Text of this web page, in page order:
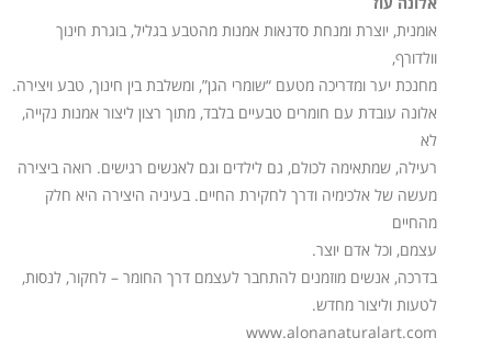
אומנית, יוצרת ומנחת סדנאות אמנות מהטבע בגליל, בוגרת חינוך
וולדורף,
מחנכת יער ומדריכה מטעם “שומרי הגן”, ומשלבת בין חינוך, טבע ויצירה.
אלונה עובדת עם חומרים טבעיים בלבד, מתוך רצון ליצור אמנות נקייה,
לא
רעילה, שמתאימה לכולם, גם לילדים וגם לאנשים רגישים. רואה ביצירה
מעשה של אלכימיה ודרך לחקירת החיים. בעיניה היצירה היא חלק
מהחיים
עצמם, וכל אדם יוצר.
בדרכה, אנשים מוזמנים להתחבר לעצמם דרך החומר – לחקור, לנסות,
לטעות וליצור מחדש.
www.alonanaturalart.com